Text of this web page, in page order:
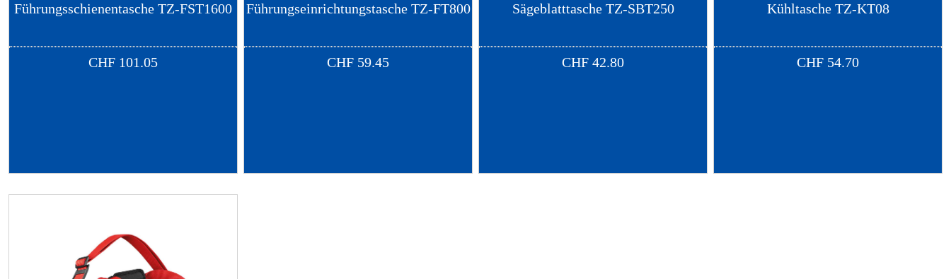
Führungsschienentasche TZ-FST1600
CHF 101.05
Führungseinrichtungstasche TZ-FT800
CHF 59.45
Sägeblatttasche TZ-SBT250
CHF 42.80
Kühltasche TZ-KT08
CHF 54.70